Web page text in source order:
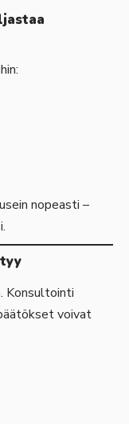
nopeasti –
Konsultointi
voivat